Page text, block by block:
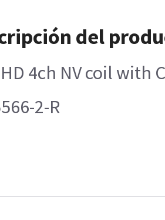
del
4ch NV coil with
2-R